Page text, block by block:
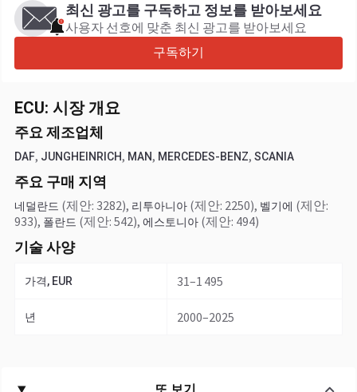
최신 광고를 구독하고 정보를 받아보세요
사용자 선호에 맞춘 최신 광고를 받아보세요
구독하기
ECU: 시장 개요
주요 제조업체
DAF, JUNGHEINRICH, MAN, MERCEDES-BENZ, SCANIA
주요 구매 지역
네덜란드 (제안: 3282), 리투아니아 (제안: 2250), 벨기에 (제안:
933), 폴란드 (제안: 542), 에스토니아 (제안: 494)
기술 사양
가격, EUR 31–1 495
년 2000–2025